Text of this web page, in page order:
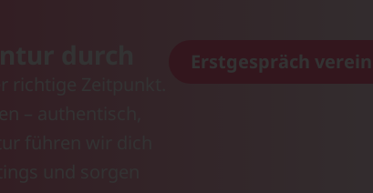
durch
Zeitpunkt.
– authentisch,
führen wir dich
und sorgen
Erstgespräch